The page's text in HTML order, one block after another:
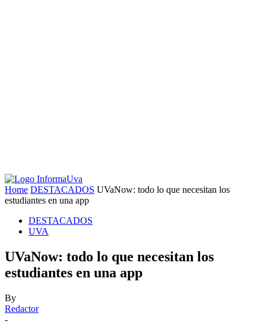
Home DESTACADOS UVaNow: todo lo que necesitan los
estudiantes en una app
DESTACADOS
UVA
UVaNow: todo lo que necesitan los
estudiantes en una app
By
Redactor
-